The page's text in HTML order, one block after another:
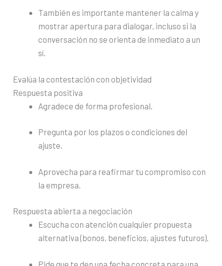
También es importante mantener la calma y
mostrar apertura para dialogar, incluso si la
conversación no se orienta de inmediato a un
sí.
Evalúa la contestación con objetividad
Respuesta positiva
Agradece de forma profesional.
Pregunta por los plazos o condiciones del
ajuste.
Aprovecha para reafirmar tu compromiso con
la empresa.
Respuesta abierta a negociación
Escucha con atención cualquier propuesta
alternativa (bonos, beneficios, ajustes futuros).
Pide que te den una fecha concreta para una